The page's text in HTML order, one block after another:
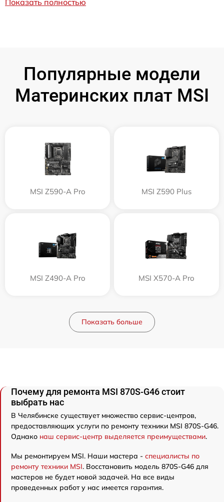
Показать полностью
Популярные модели
Материнских плат MSI
MSI Z590-A Pro MSI Z590 Plus
MSI Z490-A Pro MSI X570-A Pro
Показать больше
Почему для ремонта MSI 870S-G46 стоит
выбрать нас
В Челябинске существует множество сервис-центров,
предоставляющих услуги по ремонту техники MSI 870S-G46.
Однако наш сервис-центр выделяется преимуществами.
Мы ремонтируем MSI. Наши мастера - специалисты по
ремонту техники MSI. Восстановить модель 870S-G46 для
мастеров не будет новой задачей. На все виды
проведенных работ у нас имеется гарантия.